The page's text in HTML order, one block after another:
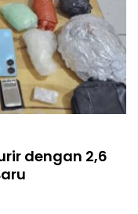
dengan 2,6